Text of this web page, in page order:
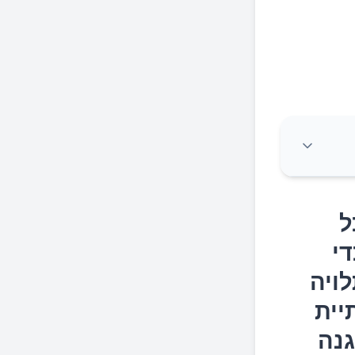
טוענים כי כל מבוגר צריך לשתות 8-16